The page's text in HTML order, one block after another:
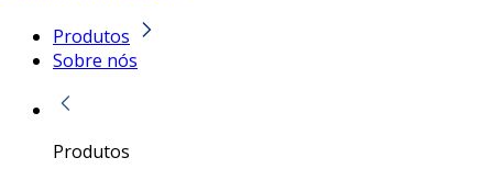
Produtos
Sobre nós
Produtos